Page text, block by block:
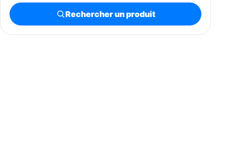
Rechercher un produit